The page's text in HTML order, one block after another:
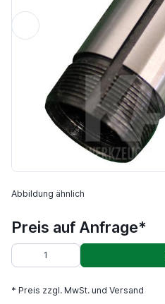
Abbildung ähnlich
Preis auf Anfrage*
* Preis zzgl. MwSt. und Versand